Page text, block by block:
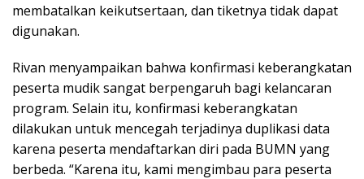
membatalkan keikutsertaan, dan tiketnya tidak dapat
digunakan.
Rivan menyampaikan bahwa konfirmasi keberangkatan
peserta mudik sangat berpengaruh bagi kelancaran
program. Selain itu, konfirmasi keberangkatan
dilakukan untuk mencegah terjadinya duplikasi data
karena peserta mendaftarkan diri pada BUMN yang
berbeda. “Karena itu, kami mengimbau para peserta